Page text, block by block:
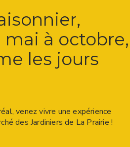
à octobre,
les jours
venez vivre une expérience
des Jardiniers de La Prairie !